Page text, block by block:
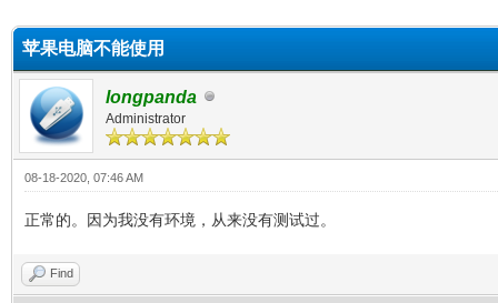
苹果电脑不能使用
longpanda
Administrator
08-18-2020, 07:46 AM
正常的。因为我没有环境，从来没有测试过。
Find